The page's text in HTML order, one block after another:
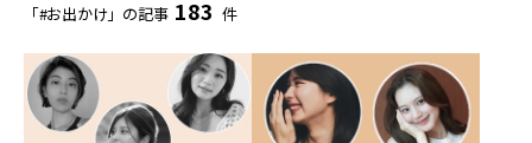
「#お出かけ」の記事 183 件